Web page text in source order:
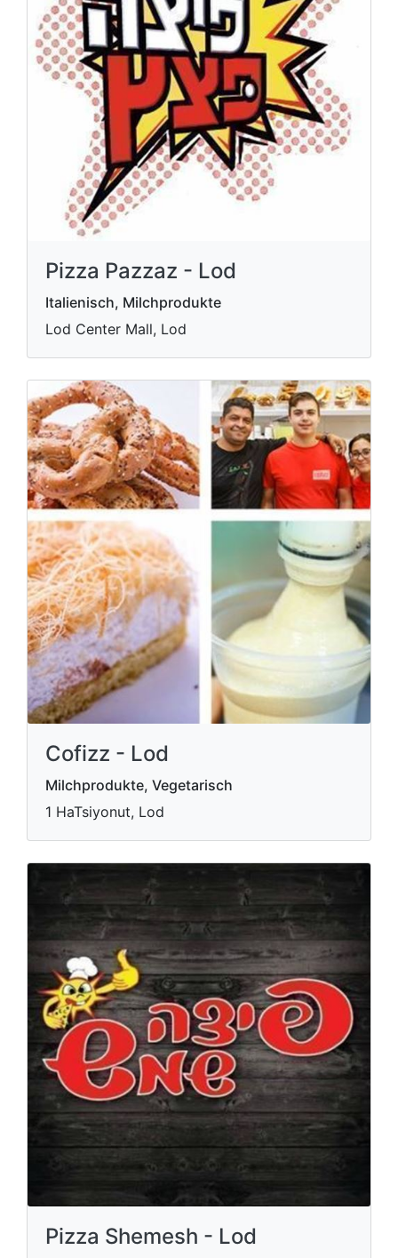
Pizza Pazzaz - Lod
Italienisch, Milchprodukte
Lod Center Mall, Lod
Cofizz - Lod
Milchprodukte, Vegetarisch
1 HaTsiyonut, Lod
Pizza Shemesh - Lod